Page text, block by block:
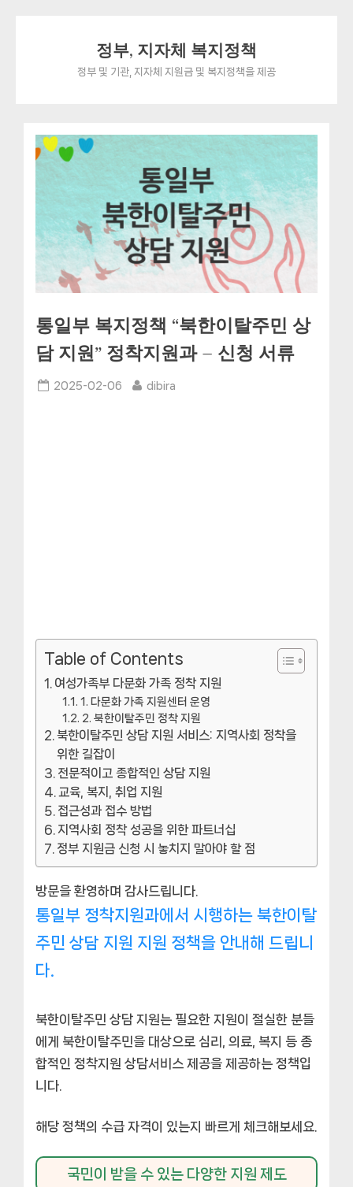
정부, 지자체 복지정책
정부 및 기관, 지자체 지원금 및 복지정책을 제공
통일부 복지정책 “북한이탈주민 상
담 지원” 정착지원과 – 신청 서류
Posted
2025-02-06 By
dibira
Table of Contents
여성가족부 다문화 가족 정착 지원
1. 다문화 가족 지원센터 운영
2. 북한이탈주민 정착 지원
북한이탈주민 상담 지원 서비스: 지역사회 정착을
위한 길잡이
전문적이고 종합적인 상담 지원
교육, 복지, 취업 지원
접근성과 접수 방법
지역사회 정착 성공을 위한 파트너십
정부 지원금 신청 시 놓치지 말아야 할 점
방문을 환영하며 감사드립니다.
통일부 정착지원과에서 시행하는 북한이탈
주민 상담 지원 지원 정책을 안내해 드립니
다.
북한이탈주민 상담 지원는 필요한 지원이 절실한 분들
에게 북한이탈주민을 대상으로 심리, 의료, 복지 등 종
합적인 정착지원 상담서비스 제공을 제공하는 정책입
니다.
해당 정책의 수급 자격이 있는지 빠르게 체크해보세요.
국민이 받을 수 있는 다양한 지원 제도